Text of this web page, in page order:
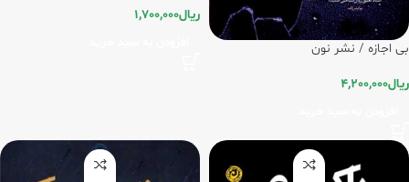
بی اجازه / نشر نون
ریال4,200,000
ریال1,700,000